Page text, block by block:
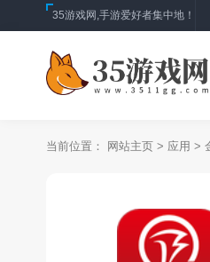
35游戏网,手游爱好者集中地！
当前位置： 网站主页 > 应用 >